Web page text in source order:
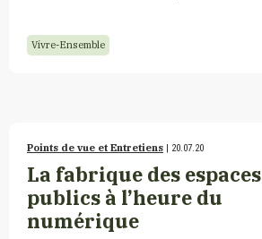
Vivre-Ensemble
Points de vue et Entretiens | 20.07.20
La fabrique des espaces
publics à l’heure du
numérique